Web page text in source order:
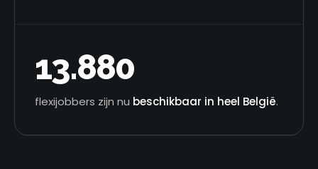
13.880
flexijobbers zijn nu beschikbaar in heel België.